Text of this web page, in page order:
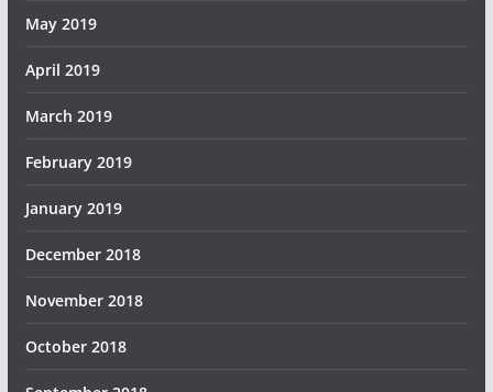
May 2019
April 2019
March 2019
February 2019
January 2019
December 2018
November 2018
October 2018